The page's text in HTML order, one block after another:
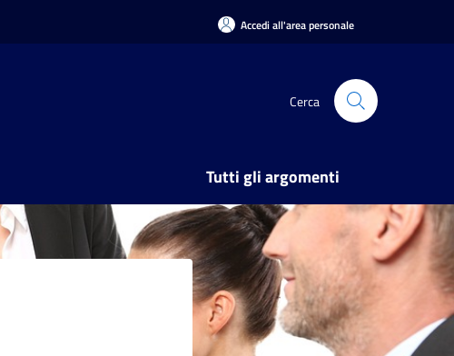
Accedi all'area personale
Cerca
Tutti gli argomenti